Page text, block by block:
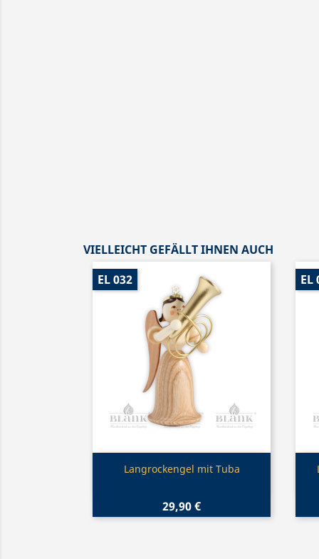
VIELLEICHT GEFÄLLT IHNEN AUCH
Vorschau
Langrockengel mit Tuba
29,90 €
EL 032 EL